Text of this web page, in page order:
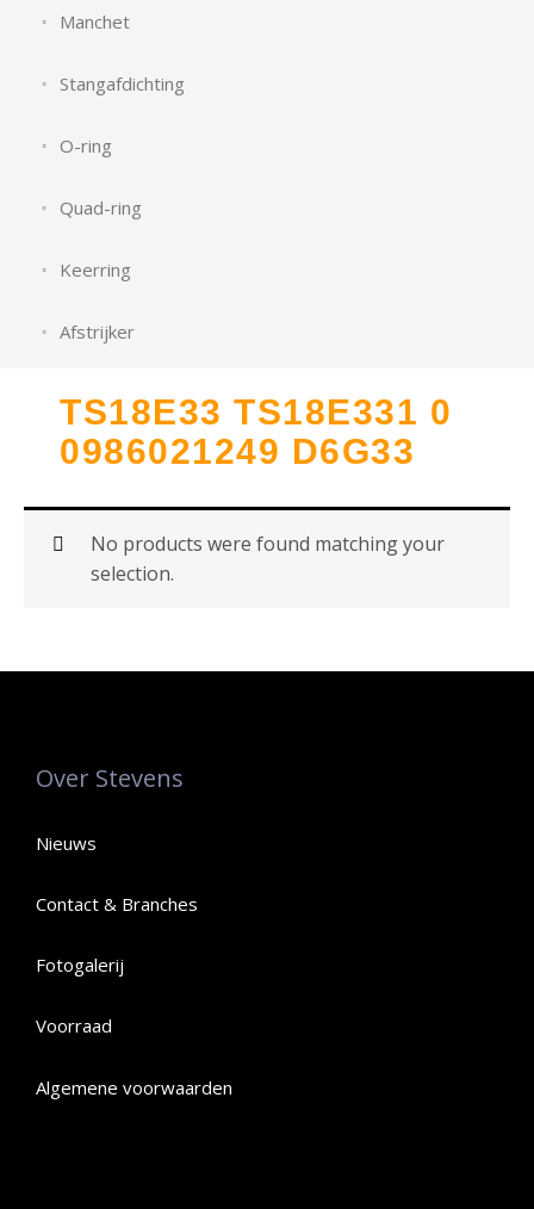
Manchet
Stangafdichting
O-ring
Quad-ring
Keerring
Afstrijker
TS18E33 TS18E331 0
0986021249 D6G33
No products were found matching your
selection.
Over Stevens
Nieuws
Contact & Branches
Fotogalerij
Voorraad
Algemene voorwaarden